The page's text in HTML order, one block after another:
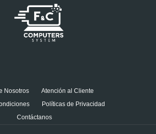
Nosotros
Atención al Cliente
Políticas de Privacidad
Contáctanos